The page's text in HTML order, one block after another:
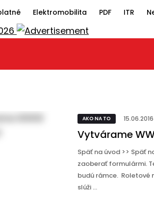
Elektromobilita PDF ITR
stránky / 8. časť
AKO NA TO 15.06.2016
Vytvárame
Späť na úvod >> Späť
zaoberať formulármi.
budú rámce. Roletové
slúži ...